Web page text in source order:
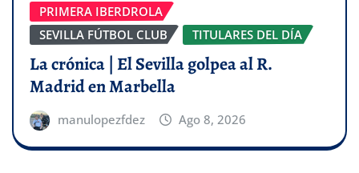
PRIMERA IBERDROLA
SEVILLA FÚTBOL CLUB
TITULARES DEL DÍA
La crónica | El Sevilla golpea al R.
Madrid en Marbella
manulopezfdez Ago 8, 2026